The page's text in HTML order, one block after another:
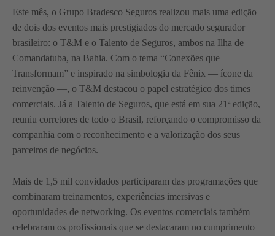
Este mês, o Grupo Bradesco Seguros realizou mais uma edição
de dois dos eventos mais prestigiados do mercado segurador
brasileiro: o T&M e o Talento de Seguros, ambos na Ilha de
Comandatuba, na Bahia. Com o tema “Conexões que
Transformam” e inspirado na simbologia da Fênix — ícone da
reinvenção —, o T&M destacou o papel estratégico dos times
comerciais. Já a Talento de Seguros, que está em sua 21ª edição,
reuniu corretores de todo o Brasil, reforçando o compromisso da
companhia com o reconhecimento e a valorização dos seus
parceiros de negócios.
Mais de 1,5 mil convidados participaram das programações que
combinaram treinamentos, experiências imersivas e
oportunidades de networking. Os eventos comerciais também
celebraram os profissionais que se destacaram no cumprimento